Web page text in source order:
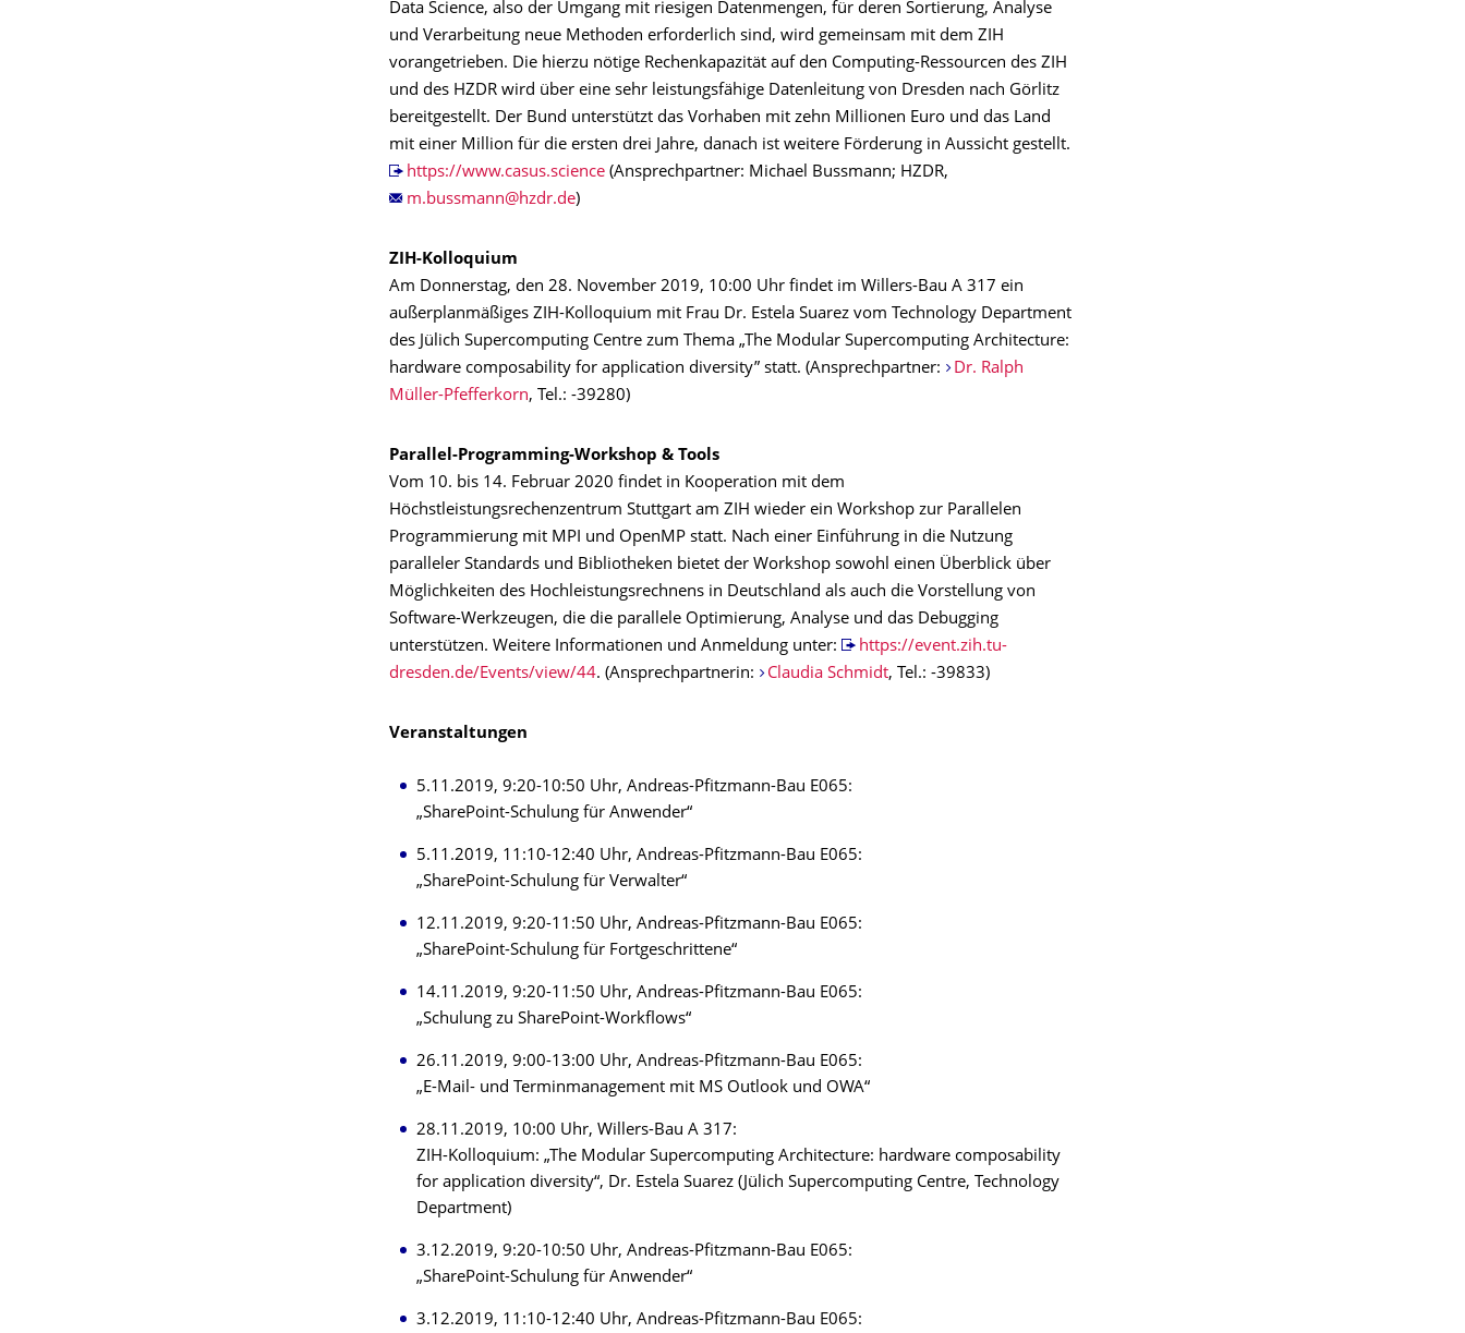
Data Science, also der Umgang mit riesigen Datenmengen, für deren Sortierung, Analyse
und Verarbeitung neue Methoden erforderlich sind, wird gemeinsam mit dem ZIH
vorangetrieben. Die hierzu nötige Rechenkapazität auf den Computing-Ressourcen des ZIH
und des HZDR wird über eine sehr leistungsfähige Datenleitung von Dresden nach Görlitz
bereitgestellt. Der Bund unterstützt das Vorhaben mit zehn Millionen Euro und das Land
mit einer Million für die ersten drei Jahre, danach ist weitere Förderung in Aussicht gestellt.
https://www.casus.science(Ansprechpartner: Michael Bussmann; HZDR,
)
ZIH-Kolloquium
Am Donnerstag, den 28. November 2019, 10:00 Uhr findet im Willers-Bau A 317 ein
außerplanmäßiges ZIH-Kolloquium mit Frau Dr. Estela Suarez vom Technology Department
des Jülich Supercomputing Centre zum Thema „The Modular Supercomputing Architecture:
hardware composability for application diversity” statt. (Ansprechpartner:
Dr. Ralph
Müller-Pfefferkorn, Tel.: -39280)
Parallel-Programming-Workshop & Tools
Vom 10. bis 14. Februar 2020 findet in Kooperation mit dem
Höchstleistungsrechenzentrum Stuttgart am ZIH wieder ein Workshop zur Parallelen
Programmierung mit MPI und OpenMP statt. Nach einer Einführung in die Nutzung
paralleler Standards und Bibliotheken bietet der Workshop sowohl einen Überblick über
Möglichkeiten des Hochleistungsrechnens in Deutschland als auch die Vorstellung von
Software-Werkzeugen, die die parallele Optimierung, Analyse und das Debugging
unterstützen. Weitere Informationen und Anmeldung unter:
https://event.zih.tu-
dresden.de/Events/view/44. (Ansprechpartnerin: Claudia Schmidt, Tel.: -39833)
Veranstaltungen
5.11.2019, 9:20-10:50 Uhr, Andreas-Pfitzmann-Bau E065:
„SharePoint-Schulung für Anwender“
5.11.2019, 11:10-12:40 Uhr, Andreas-Pfitzmann-Bau E065:
„SharePoint-Schulung für Verwalter“
12.11.2019, 9:20-11:50 Uhr, Andreas-Pfitzmann-Bau E065:
„SharePoint-Schulung für Fortgeschrittene“
14.11.2019, 9:20-11:50 Uhr, Andreas-Pfitzmann-Bau E065:
„Schulung zu SharePoint-Workflows“
26.11.2019, 9:00-13:00 Uhr, Andreas-Pfitzmann-Bau E065:
„E-Mail- und Terminmanagement mit MS Outlook und OWA“
28.11.2019, 10:00 Uhr, Willers-Bau A 317:
ZIH-Kolloquium: „The Modular Supercomputing Architecture: hardware composability
for application diversity“, Dr. Estela Suarez (Jülich Supercomputing Centre, Technology
Department)
3.12.2019, 9:20-10:50 Uhr, Andreas-Pfitzmann-Bau E065:
„SharePoint-Schulung für Anwender“
3.12.2019, 11:10-12:40 Uhr, Andreas-Pfitzmann-Bau E065: